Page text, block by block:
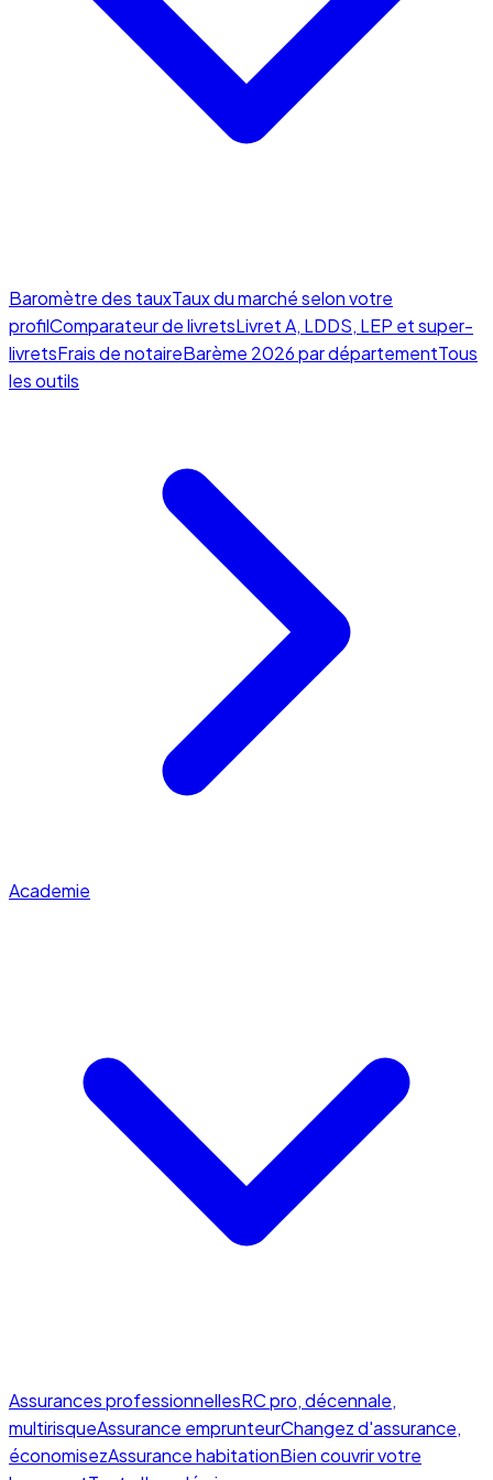
Baromètre des tauxTaux du marché selon votre
profilComparateur de livretsLivret A, LDDS, LEP et super-
livretsFrais de notaireBarème 2026 par départementTous
les outils
Academie
Assurances professionnellesRC pro, décennale,
multirisqueAssurance emprunteurChangez d'assurance,
économisezAssurance habitationBien couvrir votre